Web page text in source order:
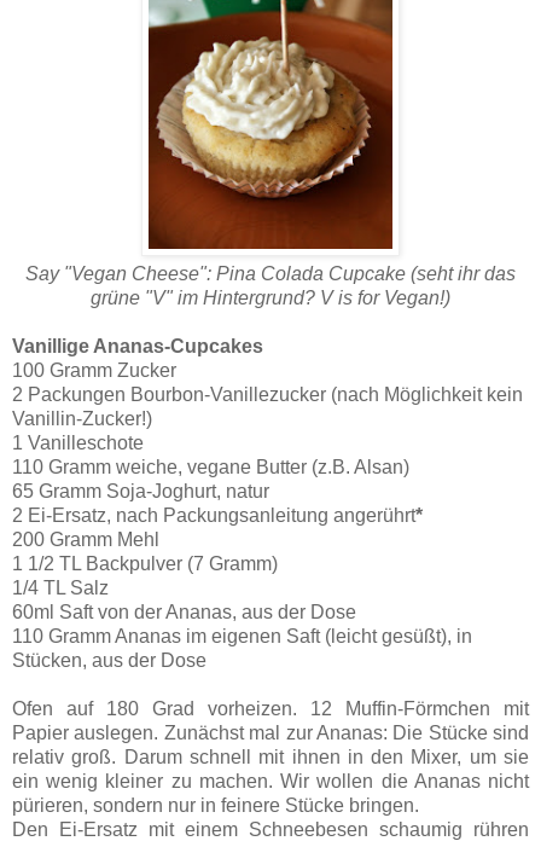
Say "Vegan Cheese": Pina Colada Cupcake (seht ihr das
grüne "V" im Hintergrund? V is for Vegan!)
Vanillige Ananas-Cupcakes
100 Gramm Zucker
2 Packungen Bourbon-Vanillezucker (nach Möglichkeit kein
Vanillin-Zucker!)
1 Vanilleschote
110 Gramm weiche, vegane Butter (z.B. Alsan)
65 Gramm Soja-Joghurt, natur
2 Ei-Ersatz, nach Packungsanleitung angerührt*
200 Gramm Mehl
1 1/2 TL Backpulver (7 Gramm)
1/4 TL Salz
60ml Saft von der Ananas, aus der Dose
110 Gramm Ananas im eigenen Saft (leicht gesüßt), in
Stücken, aus der Dose
Ofen auf 180 Grad vorheizen. 12 Muffin-Förmchen mit
Papier auslegen. Zunächst mal zur Ananas: Die Stücke sind
relativ groß. Darum schnell mit ihnen in den Mixer, um sie
ein wenig kleiner zu machen. Wir wollen die Ananas nicht
pürieren, sondern nur in feinere Stücke bringen.
Den Ei-Ersatz mit einem Schneebesen schaumig rühren